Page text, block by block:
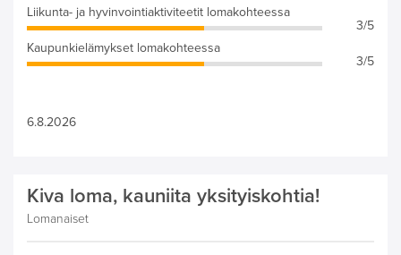
Liikunta- ja hyvinvointiaktiviteetit lomakohteessa
3/5
Kaupunkielämykset lomakohteessa
3/5
6.8.2026
Kiva loma, kauniita yksityiskohtia!
Lomanaiset